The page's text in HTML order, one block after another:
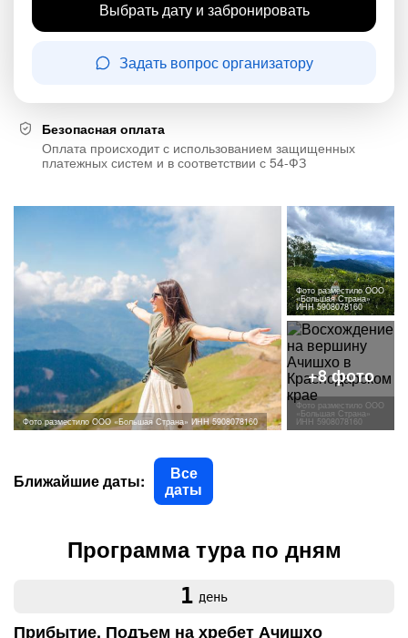
Выбрать дату и забронировать
Задать вопрос организатору
Безопасная оплата
Оплата происходит с использованием защищенных
платежных систем и в соответствии с 54-ФЗ
Фото разместило ООО «Большая Страна» ИНН 5908078160
Фото разместило ООО
«Большая Страна»
ИНН 5908078160
Фото разместило ООО
«Большая Страна»
ИНН 5908078160
Ближайшие даты: Все
даты
Программа тура по дням
1 день
Прибытие. Подъем на хребет Ачишхо